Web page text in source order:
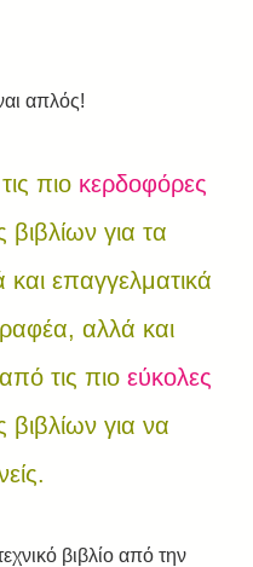
απλός!
πιο κερδοφόρες
βιβλίων για τα
και επαγγελματικά
αλλά και
από τις πιο εύκολες
βιβλίων για να
βιβλίο από την